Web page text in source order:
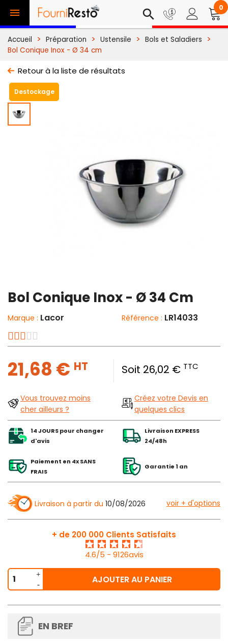
 search 0
Accueil Préparation Ustensile
Bols et Saladiers
Bol Conique Inox - Ø 34 cm
Retour à la liste de résultats
Destockage
Bol Conique Inox - Ø 34 Cm
Marque : Lacor Référence : LR14033
21,68 € HT Soit 26,02 € TTC
Vous trouvez moins
cher ailleurs ?
Créez votre Devis en
quelques clics
14 JOURS pour changer
d'avis
Livraison EXPRESS
24/48h
Paiement en 4x SANS
FRAIS
Garantie 1 an
Livraison à partir du 10/08/2026 voir + d'options
+ de 200 000 Clients Satisfaits
4.6/5 - 9126avis
AJOUTER AU PANIER
EN BREF